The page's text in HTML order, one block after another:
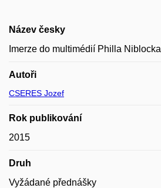
Název česky
Imerze do multimédií Philla Niblocka
Autoři
CSERES Jozef
Rok publikování
2015
Druh
Vyžádané přednášky